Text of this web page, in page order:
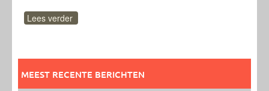
Lees verder
MEEST RECENTE BERICHTEN